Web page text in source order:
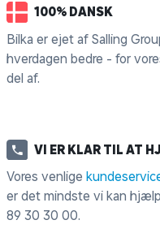
100% DANSK
Bilka er ejet af Salling
hverdagen bedre - for
del af.
VI ER KLAR TIL AT
Vores venlige
er det mindste vi kan
89 30 30 00.